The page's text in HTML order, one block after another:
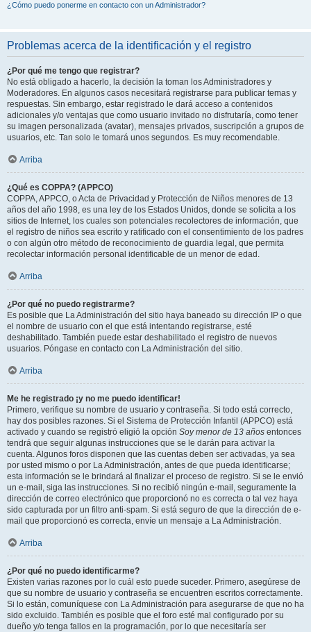
¿Cómo puedo ponerme en contacto con un Administrador?
Problemas acerca de la identificación y el registro
¿Por qué me tengo que registrar?
No está obligado a hacerlo, la decisión la toman los Administradores y
Moderadores. En algunos casos necesitará registrarse para publicar temas y
respuestas. Sin embargo, estar registrado le dará acceso a contenidos
adicionales y/o ventajas que como usuario invitado no disfrutaría, como tener
su imagen personalizada (avatar), mensajes privados, suscripción a grupos de
usuarios, etc. Tan solo le tomará unos segundos. Es muy recomendable.
Arriba
¿Qué es COPPA? (APPCO)
COPPA, APPCO, o Acta de Privacidad y Protección de Niños menores de 13
años del año 1998, es una ley de los Estados Unidos, donde se solicita a los
sitios de Internet, los cuales son potenciales recolectores de información, que
el registro de niños sea escrito y ratificado con el consentimiento de los padres
o con algún otro método de reconocimiento de guardia legal, que permita
recolectar información personal identificable de un menor de edad.
Arriba
¿Por qué no puedo registrarme?
Es posible que La Administración del sitio haya baneado su dirección IP o que
el nombre de usuario con el que está intentando registrarse, esté
deshabilitado. También puede estar deshabilitado el registro de nuevos
usuarios. Póngase en contacto con La Administración del sitio.
Arriba
Me he registrado ¡y no me puedo identificar!
Primero, verifique su nombre de usuario y contraseña. Si todo está correcto,
hay dos posibles razones. Si el Sistema de Protección Infantil (APPCO) está
activado y cuando se registró eligió la opción Soy menor de 13 años entonces
tendrá que seguir algunas instrucciones que se le darán para activar la
cuenta. Algunos foros disponen que las cuentas deben ser activadas, ya sea
por usted mismo o por La Administración, antes de que pueda identificarse;
esta información se le brindará al finalizar el proceso de registro. Si se le envió
un e-mail, siga las instrucciones. Si no recibió ningún e-mail, seguramente la
dirección de correo electrónico que proporcionó no es correcta o tal vez haya
sido capturada por un filtro anti-spam. Si está seguro de que la dirección de e-
mail que proporcionó es correcta, envíe un mensaje a La Administración.
Arriba
¿Por qué no puedo identificarme?
Existen varias razones por lo cuál esto puede suceder. Primero, asegúrese de
que su nombre de usuario y contraseña se encuentren escritos correctamente.
Si lo están, comuníquese con La Administración para asegurarse de que no ha
sido excluido. También es posible que el foro esté mal configurado por su
dueño y/o tenga fallos en la programación, por lo que necesitaría ser